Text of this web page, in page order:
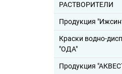
РАСТВОРИТЕЛИ
Продукция
Краски водно-
"ОДА"
Продукция